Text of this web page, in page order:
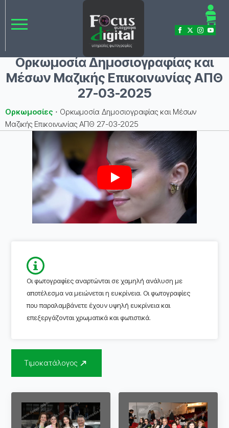
Ορκωμοσία Δημοσιογραφίας και
Μέσων Μαζικής Επικοινωνίας ΑΠΘ
27-03-2025
Ορκωμοσίες ⋅ Ορκωμοσία Δημοσιογραφίας και Μέσων
Μαζικής Επικοινωνίας ΑΠΘ 27-03-2025
Play
Οι φωτογραφίες αναρτώνται σε χαμηλή ανάλυση με
αποτέλεσμα να μειώνεται η ευκρίνεια. Οι φωτογραφίες
που παραλαμβάνετε έχουν υψηλή ευκρίνεια και
επεξεργάζονται χρωματικά και φωτιστικά.
Τιμοκατάλογος